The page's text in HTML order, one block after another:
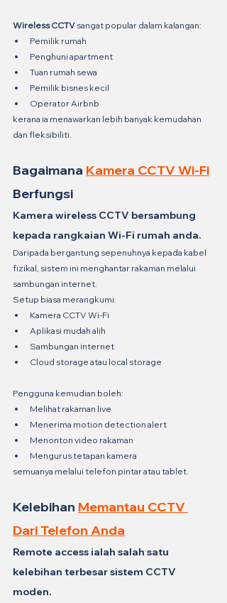
Wireless CCTV sangat popular dalam kalangan:
Pemilik rumah
Penghuni apartment
Tuan rumah sewa
Pemilik bisnes kecil
Operator Airbnb
kerana ia menawarkan lebih banyak kemudahan
dan fleksibiliti.
Bagaimana Kamera CCTV Wi-Fi
Berfungsi
Kamera wireless CCTV bersambung
kepada rangkaian Wi-Fi rumah anda.
Daripada bergantung sepenuhnya kepada kabel
fizikal, sistem ini menghantar rakaman melalui
sambungan internet.
Setup biasa merangkumi:
Kamera CCTV Wi-Fi
Aplikasi mudah alih
Sambungan internet
Cloud storage atau local storage
Pengguna kemudian boleh:
Melihat rakaman live
Menerima motion detection alert
Menonton video rakaman
Mengurus tetapan kamera
semuanya melalui telefon pintar atau tablet.
Kelebihan Memantau CCTV
Dari Telefon Anda
Remote access ialah salah satu
kelebihan terbesar sistem CCTV
moden.